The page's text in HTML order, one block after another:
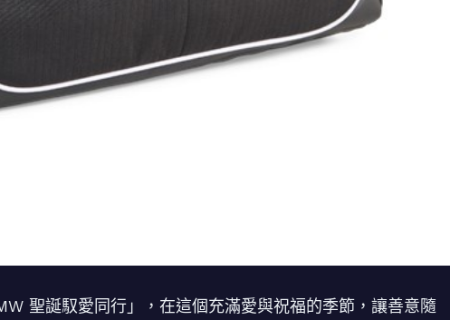
聖誕馭愛同行」，在這個充滿愛與祝福的季節，讓善意隨